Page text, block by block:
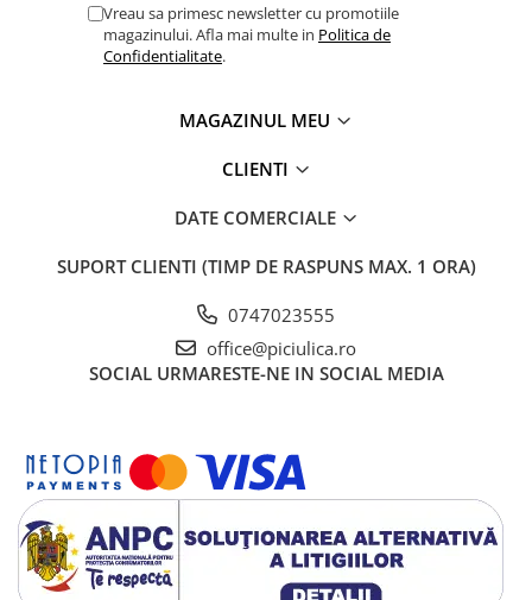
Vreau sa primesc newsletter cu promotiile
magazinului. Afla mai multe in Politica de
Confidentialitate.
MAGAZINUL MEU
CLIENTI
DATE COMERCIALE
SUPORT CLIENTI (TIMP DE RASPUNS MAX. 1 ORA)
0747023555
office@piciulica.ro
SOCIAL URMARESTE-NE IN SOCIAL MEDIA